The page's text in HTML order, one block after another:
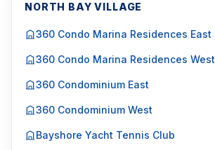
NORTH BAY VILLAGE
360 Condo Marina Residences East
360 Condo Marina Residences West
360 Condominium East
360 Condominium West
Bayshore Yacht Tennis Club